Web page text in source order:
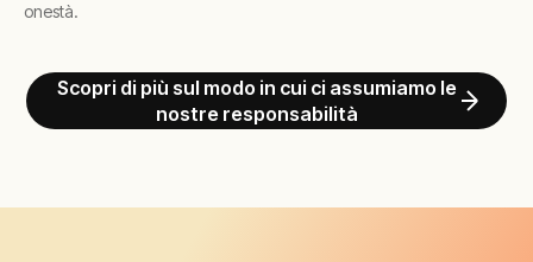
onestà.
Scopri di più sul modo in cui ci assumiamo le
nostre responsabilità